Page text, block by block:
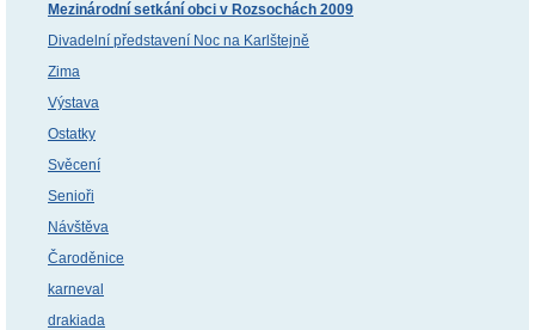
Mezinárodní setkání obci v Rozsochách 2009
Divadelní představení Noc na Karlštejně
Zima
Výstava
Ostatky
Svěcení
Senioři
Návštěva
Čaroděnice
karneval
drakiada